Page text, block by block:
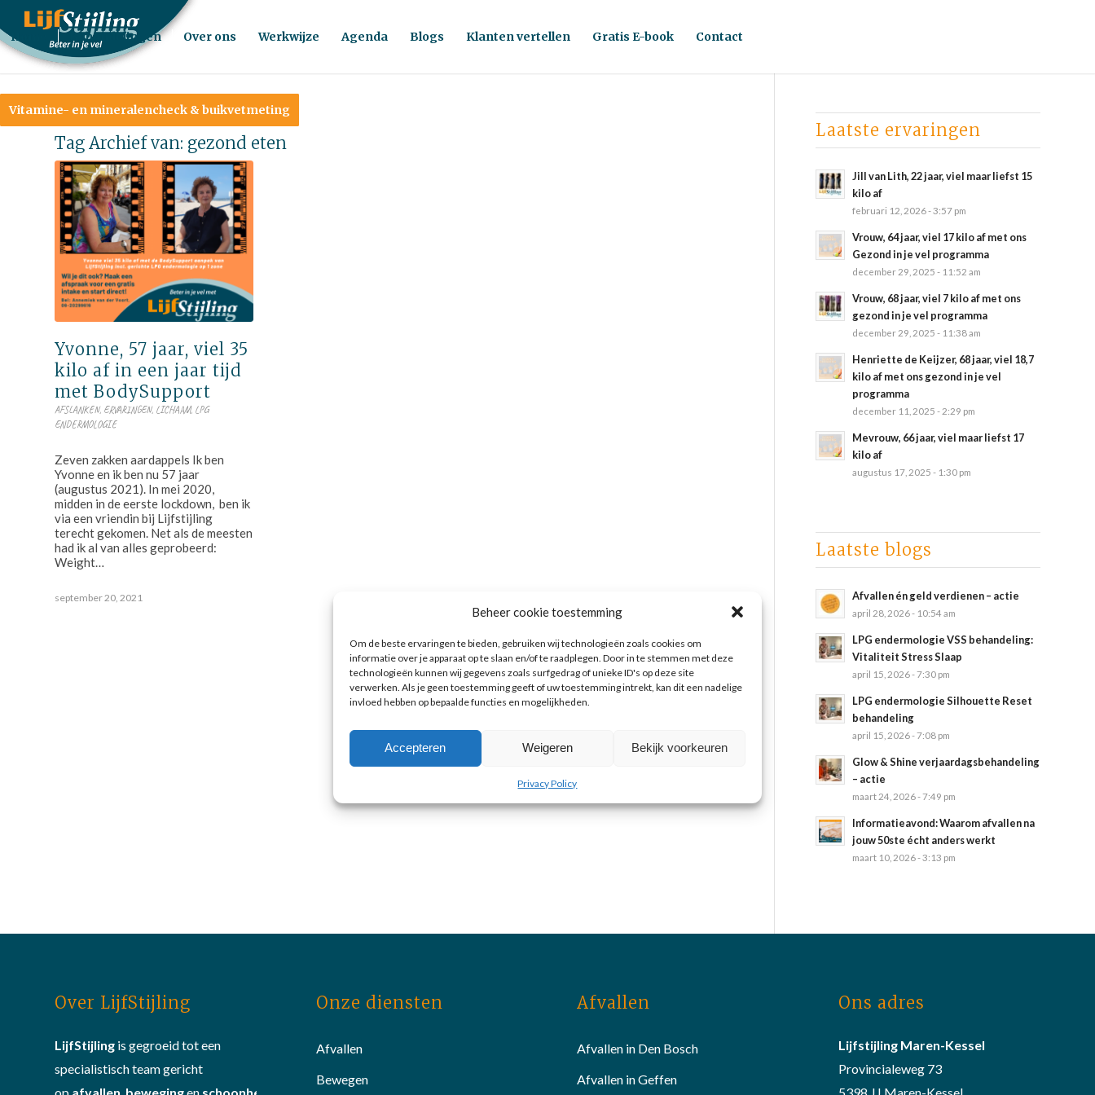
Beheer cookie toestemming
Om de beste ervaringen te bieden, gebruiken wij technologieën zoals cookies om
informatie over je apparaat op te slaan en/of te raadplegen. Door in te stemmen met deze
technologieën kunnen wij gegevens zoals surfgedrag of unieke ID's op deze site
verwerken. Als je geen toestemming geeft of uw toestemming intrekt, kan dit een nadelige
invloed hebben op bepaalde functies en mogelijkheden.
Accepteren Weigeren Bekijk voorkeuren
Privacy Policy
Home Behandelingen Over ons Werkwijze Agenda Blogs Klanten vertellen Gratis E-book Contact
Vitamine- en mineralencheck & buikvetmeting
Tag Archief van: gezond eten
Yvonne, 57 jaar, viel 35
kilo af in een jaar tijd
met BodySupport
AFSLANKEN, ERVARINGEN, LICHAAM, LPG
ENDERMOLOGIE
Zeven zakken aardappels Ik ben
Yvonne en ik ben nu 57 jaar
(augustus 2021). In mei 2020,
midden in de eerste lockdown, ben ik
via een vriendin bij Lijfstijling
terecht gekomen. Net als de meesten
had ik al van alles geprobeerd:
Weight…
september 20, 2021
Laatste ervaringen
Jill van Lith, 22 jaar, viel maar liefst 15
kilo af
februari 12, 2026 - 3:57 pm
Vrouw, 64 jaar, viel 17 kilo af met ons
Gezond in je vel programma
december 29, 2025 - 11:52 am
Vrouw, 68 jaar, viel 7 kilo af met ons
gezond in je vel programma
december 29, 2025 - 11:38 am
Henriette de Keijzer, 68 jaar, viel 18,7
kilo af met ons gezond in je vel
programma
december 11, 2025 - 2:29 pm
Mevrouw, 66 jaar, viel maar liefst 17
kilo af
augustus 17, 2025 - 1:30 pm
Laatste blogs
Afvallen én geld verdienen – actie
april 28, 2026 - 10:54 am
LPG endermologie VSS behandeling:
Vitaliteit Stress Slaap
april 15, 2026 - 7:30 pm
LPG endermologie Silhouette Reset
behandeling
april 15, 2026 - 7:08 pm
Glow & Shine verjaardagsbehandeling
– actie
maart 24, 2026 - 7:49 pm
Informatieavond: Waarom afvallen na
jouw 50ste écht anders werkt
maart 10, 2026 - 3:13 pm
Over LijfStijling
LijfStijling is gegroeid tot een
specialistisch team gericht
Onze diensten
Afvallen
Bewegen
Afvallen
Afvallen in Den Bosch
Afvallen in Geffen
Ons adres
Lijfstijling Maren-Kessel
Provincialeweg 73